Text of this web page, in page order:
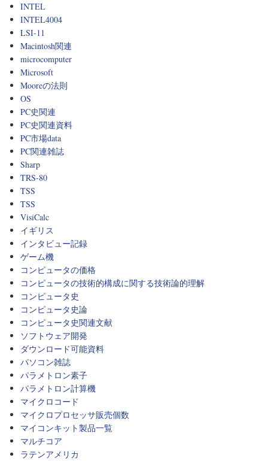
INTEL
INTEL4004
LSI-11
Macintosh関連
microcomputer
Microsoft
Mooreの法則
OS
PC史関連
PC史関連資料
PC市場data
PC関連雑誌
Sharp
TRS-80
TSS
TSS
VisiCalc
イギリス
インタビュー記録
ゲーム機
コンピュータの価格
コンピュータの技術的構成に関する技術論的理解
コンピュータ史
コンピュータ史論
コンピュータ史関連文献
ソフトウェア開発
ダウンロード可能資料
パソコン雑誌
パラメトロン素子
パラメトロン計算機
マイクロコード
マイクロプロセッサ販売個数
マイコンキット製品一覧
マルチコア
ラテンアメリカ